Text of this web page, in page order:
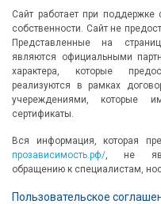
Сайт работает при
собственности. Сайт не
Представленные на
являются официальными
характера, которые
реализуются в рамках
учереждениями, которые
сертификаты.
Вся информация, которая
прозависимость.рф/ , не
обращению к специалистам,
Пользовательское